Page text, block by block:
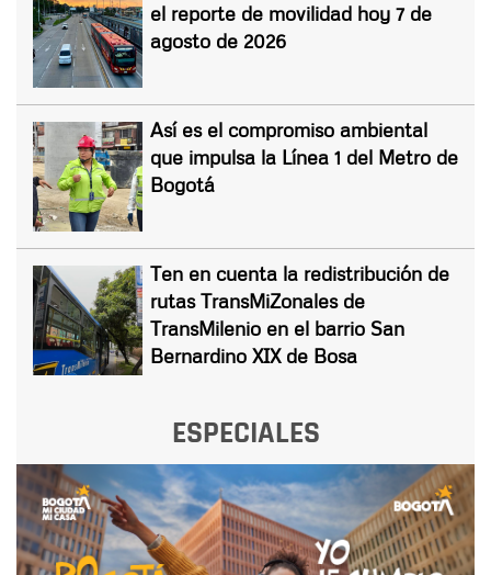
el reporte de movilidad hoy 7 de
agosto de 2026
Así es el compromiso ambiental
que impulsa la Línea 1 del Metro de
Bogotá
Ten en cuenta la redistribución de
rutas TransMiZonales de
TransMilenio en el barrio San
Bernardino XIX de Bosa
ESPECIALES